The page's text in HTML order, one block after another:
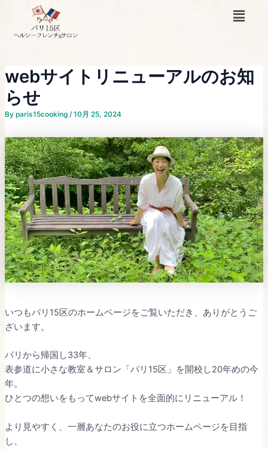
ッ
プ
メ
ニ
webサイトリニューアルのお知
らせ
Byparis15cooking/10月 25, 2024
いつもパリ15区のホームページをご覧いただき、ありがとうご
ざいます。
パリから帰国し33年、
表参道に小さな教室＆サロン「パリ15区」を開校し20年めの今
年。
ひとつの想いをもってwebサイトを全面的にリニューアル！
より見やすく、一層あなたのお役に立つホームページを目指
し、
navigation